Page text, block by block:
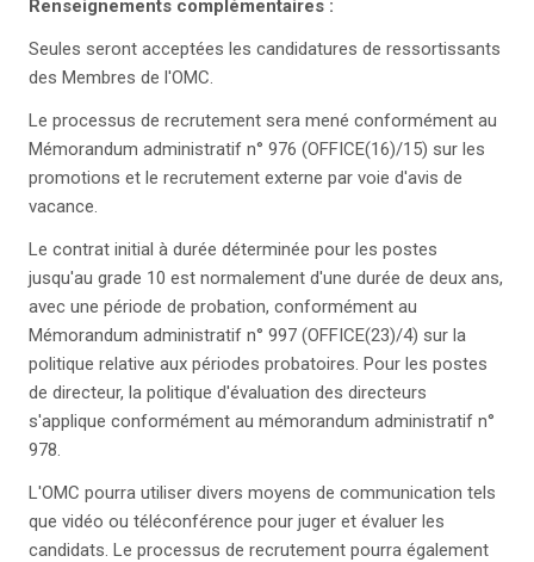
Renseignements complémentaires :
Seules seront acceptées les candidatures de ressortissants
des Membres de l'OMC.
Le processus de recrutement sera mené conformément au
Mémorandum administratif n° 976 (OFFICE(16)/15) sur les
promotions et le recrutement externe par voie d'avis de
vacance.
Le contrat initial à durée déterminée pour les postes
jusqu'au grade 10 est normalement d'une durée de deux ans,
avec une période de probation, conformément au
Mémorandum administratif n° 997 (OFFICE(23)/4) sur la
politique relative aux périodes probatoires. Pour les postes
de directeur, la politique d'évaluation des directeurs
s'applique conformément au mémorandum administratif n°
978.
L'OMC pourra utiliser divers moyens de communication tels
que vidéo ou téléconférence pour juger et évaluer les
candidats. Le processus de recrutement pourra également